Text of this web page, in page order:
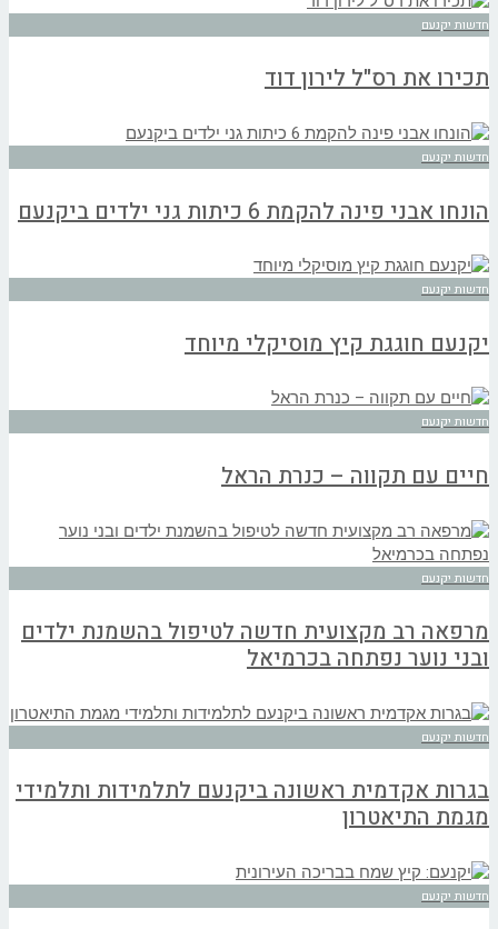
חדשות יקנעם
תכירו את רס"ל לירון דוד
חדשות יקנעם
הונחו אבני פינה להקמת 6 כיתות גני ילדים ביקנעם
חדשות יקנעם
יקנעם חוגגת קיץ מוסיקלי מיוחד
חדשות יקנעם
חיים עם תקווה – כנרת הראל
חדשות יקנעם
מרפאה רב מקצועית חדשה לטיפול בהשמנת ילדים
ובני נוער נפתחה בכרמיאל
חדשות יקנעם
בגרות אקדמית ראשונה ביקנעם לתלמידות ותלמידי
מגמת התיאטרון
חדשות יקנעם